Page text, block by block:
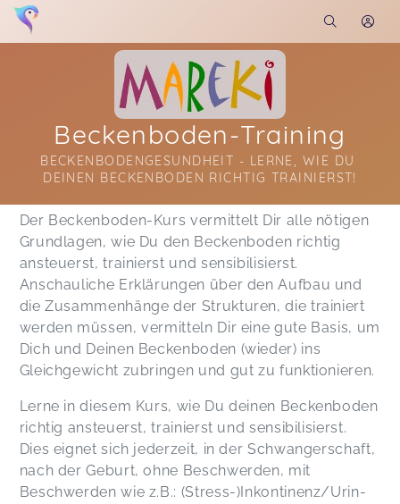
Beckenboden-Training
BECKENBODENGESUNDHEIT - LERNE, WIE DU
DEINEN BECKENBODEN RICHTIG TRAINIERST!
Soon you will learn more about me here...
Der Beckenboden-Kurs vermittelt Dir alle nötigen
Grundlagen, wie Du den Beckenboden richtig
ansteuerst, trainierst und sensibilisierst.
Anschauliche Erklärungen über den Aufbau und
die Zusammenhänge der Strukturen, die trainiert
werden müssen, vermitteln Dir eine gute Basis, um
Dich und Deinen Beckenboden (wieder) ins
Gleichgewicht zubringen und gut zu funktionieren.
Lerne in diesem Kurs, wie Du deinen Beckenboden
richtig ansteuerst, trainierst und sensibilisierst.
Dies eignet sich jederzeit, in der Schwangerschaft,
nach der Geburt, ohne Beschwerden, mit
Beschwerden wie z.B.: (Stress-)Inkontinenz/Urin-